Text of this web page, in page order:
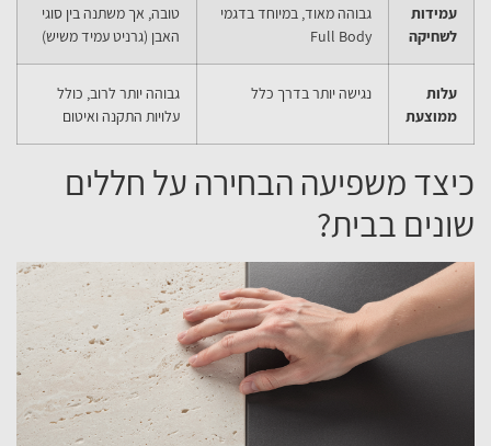
עמידות
לשחיקה
גבוהה מאוד, במיוחד בדגמי
Full Body
טובה, אך משתנה בין סוגי
האבן (גרניט עמיד משיש)
עלות
ממוצעת
נגישה יותר בדרך כלל
גבוהה יותר לרוב, כולל
עלויות התקנה ואיטום
כיצד משפיעה הבחירה על חללים
שונים בבית?